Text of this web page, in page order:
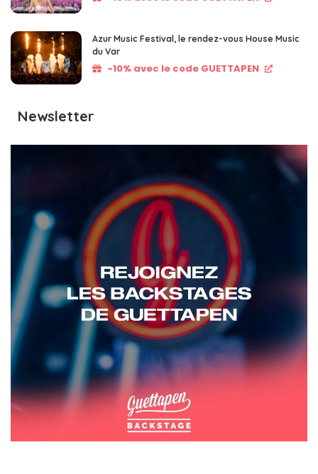
Azur Music Festival, le rendez-vous House Music
du Var
-10% avec le code GUETTAPEN
Newsletter